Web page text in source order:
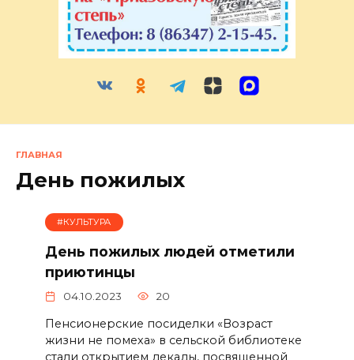
ГЛАВНАЯ
День пожилых
#КУЛЬТУРА
День пожилых людей отметили
приютинцы
04.10.2023 20
Пенсионерские посиделки «Возраст
жизни не помеха» в сельской библиотеке
стали открытием декады, посвященной